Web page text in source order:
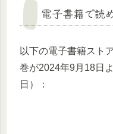
電子書籍で読
以下の電子書籍スト
巻が2024年9月18日
日）：